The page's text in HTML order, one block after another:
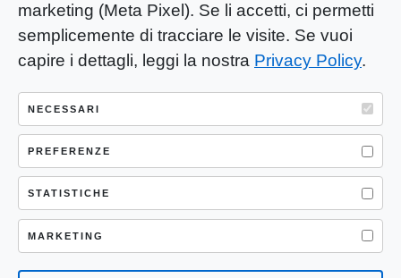
marketing (Meta Pixel). Se li accetti, ci permetti
semplicemente di tracciare le visite. Se vuoi
capire i dettagli, leggi la nostra Privacy Policy.
NECESSARI
PREFERENZE
STATISTICHE
MARKETING
YOU-ng Slow Journalism è una testata
giornalistica di proprietà di Mastino S.R.L.
Registrazione presso Trib. Santa Maria
Capua Vetere (CE) n° 900 del 31/01/2025 |
ISSN 3103-4683
P.IVA: 04755530617
Sede Legale: CASERTA – VIA LORENZO MARIA
NERONI 11 CAP 81100